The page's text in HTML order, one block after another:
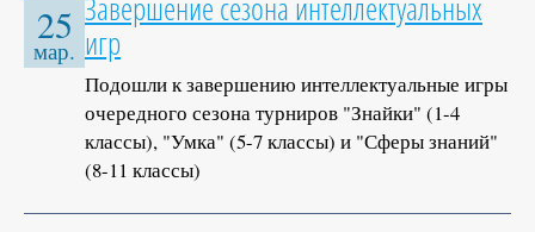
25
мар. игр
Подошли к завершению интеллектуальные игры
очередного сезона турниров "Знайки" (1-4
классы), "Умка" (5-7 классы) и "Сферы знаний"
(8-11 классы)